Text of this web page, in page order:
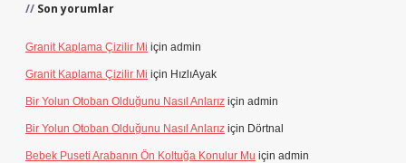
Son yorumlar
Granit Kaplama Çizilir Mi için admin
Granit Kaplama Çizilir Mi için HızlıAyak
Bir Yolun Otoban Olduğunu Nasıl Anlarız için admin
Bir Yolun Otoban Olduğunu Nasıl Anlarız için Dörtnal
Bebek Puseti Arabanın Ön Koltuğa Konulur Mu için admin